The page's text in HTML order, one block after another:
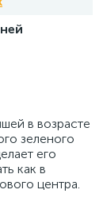
в возрасте
зеленого
его
как в
центра.